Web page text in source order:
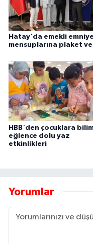
Hatay'da emekli
mensuplarına plaket
HBB'den çocuklara
eğlence dolu yaz
etkinlikleri
Yorumlar